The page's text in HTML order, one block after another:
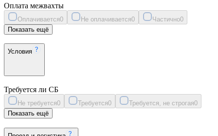
Оплата межвахты
Оплачивается0 Не оплачивается0 Частично0
Показать ещё
Условия
Требуется ли СБ
Не требуется0 Требуется0 Требуется, не строгая0
Показать ещё